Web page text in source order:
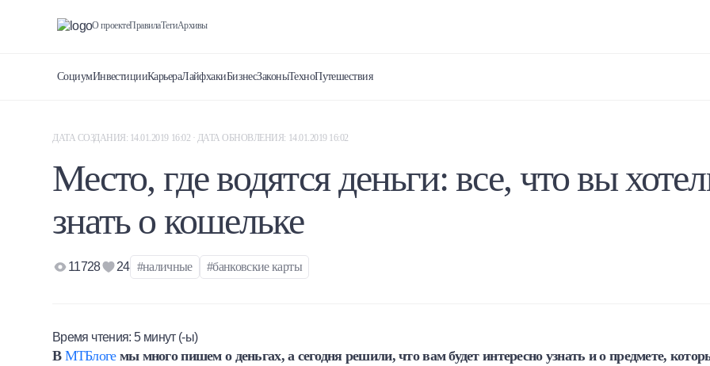
О проектеПравилаТегиАрхивы
СоциумИнвестицииКарьераЛайфхакиБизнесЗаконыТехноПутешествия
ДАТА СОЗДАНИЯ: 14.01.2019 16:02 · ДАТА ОБНОВЛЕНИЯ: 14.01.2019 16:02
Место, где водятся деньги: все, что вы
знать о кошельке
11728 24 #наличные #банковские карты
Время чтения:5 минут (-ы)
В МТБлогемы много пишем о деньгах,а сегодня решили, что вам будет интересно узнать и о предмете,